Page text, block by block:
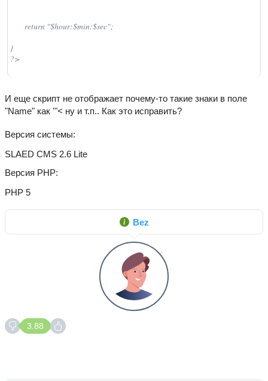
        return "$hour:$min:$sec";
}
?>
И еще скрипт не отображает почему-то такие знаки в поле
"Name" как '"< ну и т.п.. Как это исправить?
Версия системы
SLAED CMS 2.6 Lite
Версия PHP
PHP 5
Bez
3.88